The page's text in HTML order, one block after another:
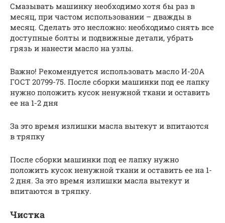
Смазывать машинку необходимо хотя бы раз в
месяц, при частом использовании – дважды в
месяц. Сделать это несложно: необходимо снять все
доступные болты и подвижные детали, убрать
грязь и нанести масло на узлы.
Важно! Рекомендуется использовать масло И-20А
ГОСТ 20799-75. После сборки машинки под ее лапку
нужно положить кусок ненужной ткани и оставить
ее на 1-2 дня
За это время излишки масла вытекут и впитаются
в тряпку
После сборки машинки под ее лапку нужно
положить кусок ненужной ткани и оставить ее на 1-
2 дня. За это время излишки масла вытекут и
впитаются в тряпку.
Чистка